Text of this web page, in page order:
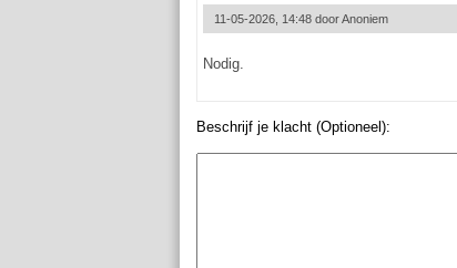
11-05-2026, 14:48 doorAnoniem
Nodig.
Beschrijf je klacht (Optioneel):